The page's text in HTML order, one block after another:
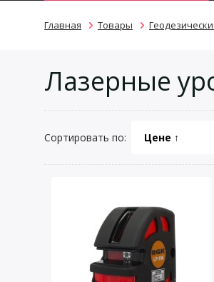
Главная Товары
Лазерные
Сортировать по: Цене ↑